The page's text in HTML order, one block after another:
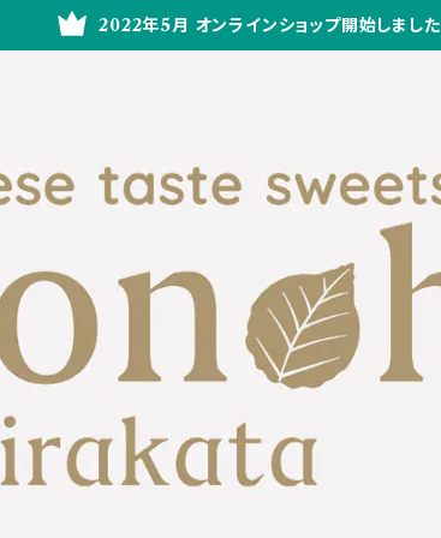
2022年5月 オンラインショップ開始しました